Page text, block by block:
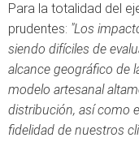
Para la totalidad del
prudentes: "Los
siendo difíciles de
alcance geográfico de
modelo artesanal
distribución, así como
fidelidad de nuestros